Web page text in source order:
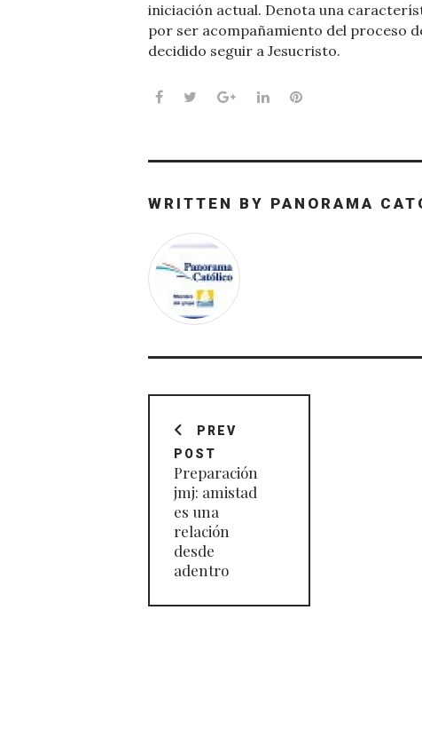
iniciación actual. Denota una
por ser acompañamiento del proceso
decidido seguir a Jesucristo.
Facebook
TwitterGoogle+LinkedInPinterest
WRITTEN BY PANORAMA
de
entradas
PREV
POST
Preparación
jmj: amistad
es una
relación
desde
adentro